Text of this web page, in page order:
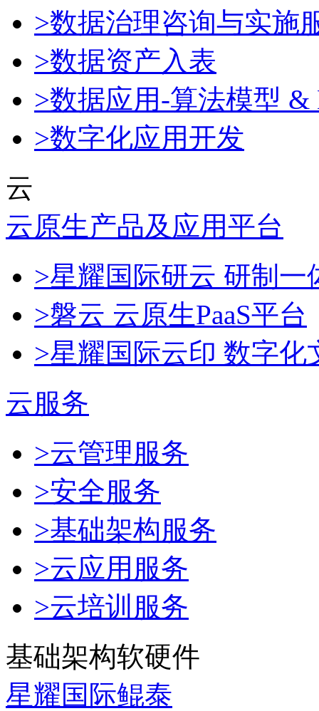
>数据治理咨询与实施
>数据资产入表
>数据应用-算法模型 &
>数字化应用开发
云
云原生产品及应用平台
>星耀国际研云 研制
>磐云 云原生PaaS平台
>星耀国际云印 数字化
云服务
>云管理服务
>安全服务
>基础架构服务
>云应用服务
>云培训服务
基础架构软硬件
星耀国际鲲泰